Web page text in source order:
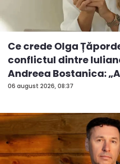
06 august 2026, 08:37
Ce crede Olga
conflictul dintre
Andreea Bostanica: